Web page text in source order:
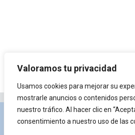
Valoramos tu privacidad
Usamos cookies para mejorar su
mostrarle anuncios o contenidos
nuestro tráfico. Al hacer clic en
consentimiento a nuestro uso de las
Privacidad y Política de